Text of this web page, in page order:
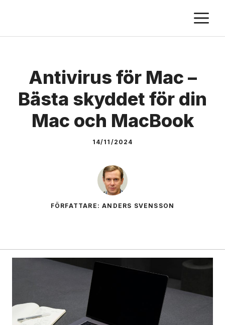
content
Antivirus för Mac –
Bästa skyddet för din
Mac och MacBook
14/11/2024
FÖRFATTARE: ANDERS SVENSSON